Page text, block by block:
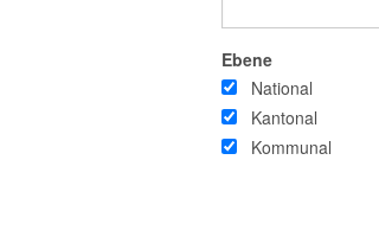
Ebene
National
Kantonal
Kommunal